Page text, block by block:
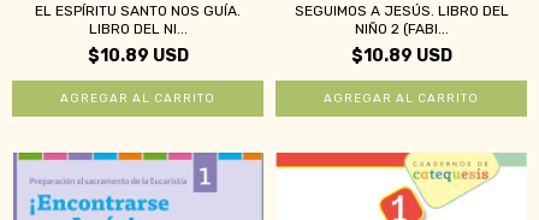
EL ESPÍRITU SANTO NOS GUÍA.
LIBRO DEL NI...
$10.89 USD
SEGUIMOS A JESÚS. LIBRO DEL
NIÑO 2 (FABI...
$10.89 USD